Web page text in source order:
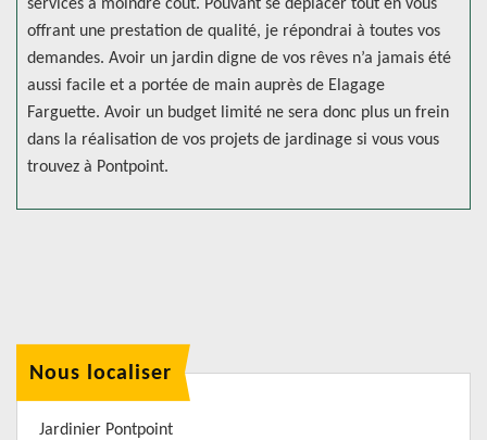
services à moindre coût. Pouvant se déplacer tout en vous
offrant une prestation de qualité, je répondrai à toutes vos
demandes. Avoir un jardin digne de vos rêves n’a jamais été
aussi facile et a portée de main auprès de Elagage
Farguette. Avoir un budget limité ne sera donc plus un frein
dans la réalisation de vos projets de jardinage si vous vous
trouvez à Pontpoint.
Nous localiser
Jardinier Pontpoint